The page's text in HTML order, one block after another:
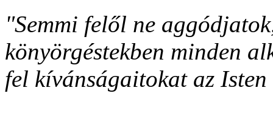
"Semmi felől ne
könyörgéstekben minden
fel kívánságaitokat az